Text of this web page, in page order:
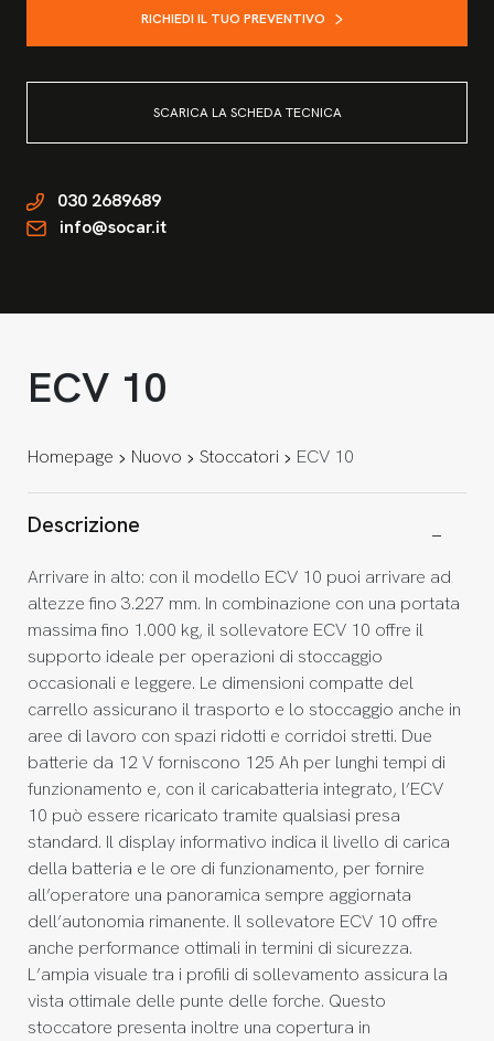
RICHIEDI IL TUO PREVENTIVO
SCARICA LA SCHEDA TECNICA
030 2689689
info@socar.it
ECV 10
Homepage Nuovo Stoccatori ECV 10
Descrizione
Arrivare in alto: con il modello ECV 10 puoi arrivare ad
altezze fino 3.227 mm. In combinazione con una portata
massima fino 1.000 kg, il sollevatore ECV 10 offre il
supporto ideale per operazioni di stoccaggio
occasionali e leggere. Le dimensioni compatte del
carrello assicurano il trasporto e lo stoccaggio anche in
aree di lavoro con spazi ridotti e corridoi stretti. Due
batterie da 12 V forniscono 125 Ah per lunghi tempi di
funzionamento e, con il caricabatteria integrato, l’ECV
10 può essere ricaricato tramite qualsiasi presa
standard. Il display informativo indica il livello di carica
della batteria e le ore di funzionamento, per fornire
all’operatore una panoramica sempre aggiornata
dell’autonomia rimanente. Il sollevatore ECV 10 offre
anche performance ottimali in termini di sicurezza.
L’ampia visuale tra i profili di sollevamento assicura la
vista ottimale delle punte delle forche. Questo
stoccatore presenta inoltre una copertura in